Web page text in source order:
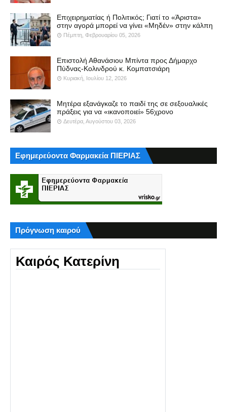
Επιχειρηματίας ή Πολιτικός; Γιατί το «Άριστα»
στην αγορά μπορεί να γίνει «Μηδέν» στην κάλπη
Πέμπτη, Φεβρουαρίου 05, 2026
Επιστολή Αθανάσιου Μπίντα προς Δήμαρχο
Πύδνας-Κολινδρού κ. Κομπατσιάρη
Κυριακή, Ιουλίου 12, 2026
Μητέρα εξανάγκαζε το παιδί της σε σεξουαλικές
πράξεις για να «ικανοποιεί» 56χρονο
Δευτέρα, Αυγούστου 03, 2026
Εφημερεύοντα Φαρμακεία ΠΙΕΡΙΑΣ
Πρόγνωση καιρού
Καιρός Κατερίνη